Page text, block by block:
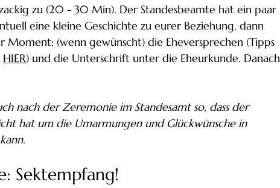
zu (20 - 30 Min). Der Standesbeamte hat ein paar
eine kleine Geschichte zu eurer Beziehung, dann
(wenn gewünscht) die Eheversprechen (Tipps
HIER) und die Unterschrift unter die Eheurkunde. Danach
nach der Zeremonie im Standesamt so, dass der
hat um die Umarmungen und Glückwünsche in
Sektempfang!